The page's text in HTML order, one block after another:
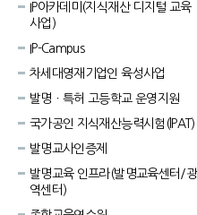
IP아카데미(지식재산 디지털 교육
사업)
IP-Campus
차세대영재기업인 육성사업
발명ㆍ특허 고등학교 운영지원
국가공인 지식재산능력시험(lPAT)
발명교사인증제
발명교육 인프라(발명교육센터/광
역센터)